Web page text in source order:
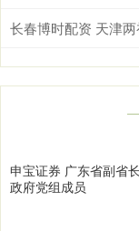
申宝证券 广东省副省
政府党组成员